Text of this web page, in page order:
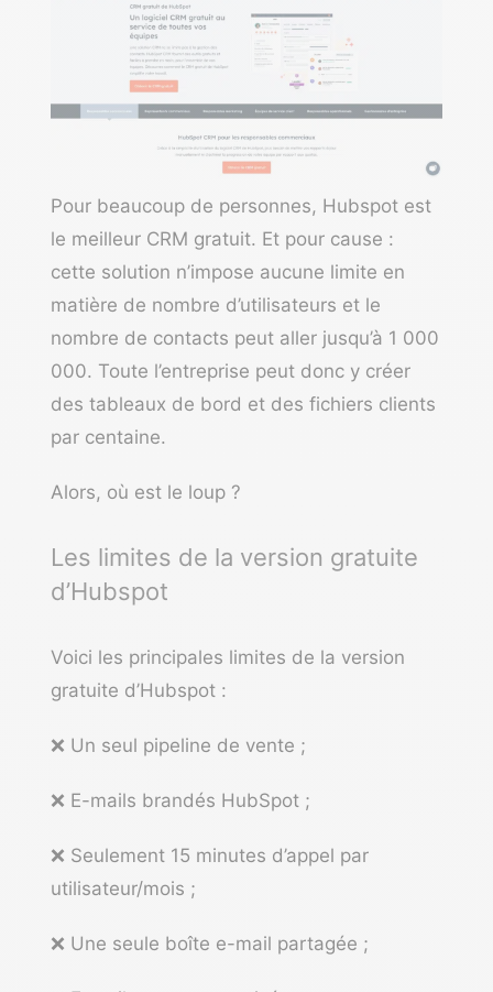
Pour beaucoup de personnes, Hubspot est
le meilleur CRM gratuit. Et pour cause :
cette solution n’impose aucune limite en
matière de nombre d’utilisateurs et le
nombre de contacts peut aller jusqu’à 1 000
000. Toute l’entreprise peut donc y créer
des tableaux de bord et des fichiers clients
par centaine.
Alors, où est le loup ?
Les limites de la version gratuite
d’Hubspot
Voici les principales limites de la version
gratuite d’Hubspot :
❌ Un seul pipeline de vente ;
❌ E-mails brandés HubSpot ;
❌ Seulement 15 minutes d’appel par
utilisateur/mois ;
❌ Une seule boîte e-mail partagée ;